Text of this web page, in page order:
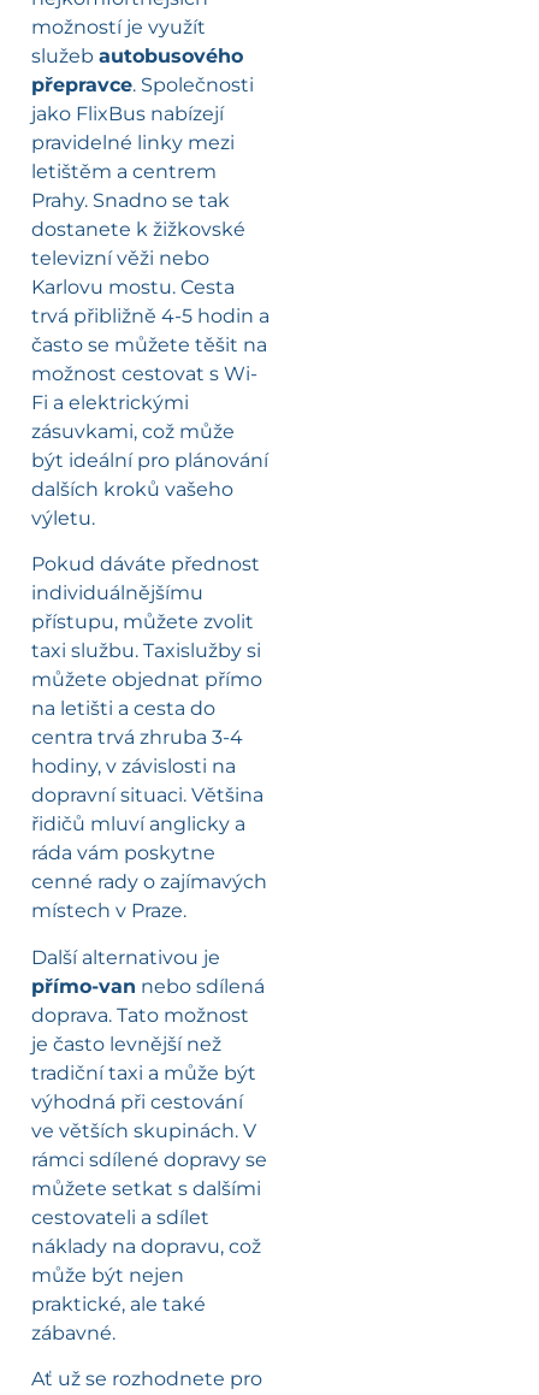
možností je využít
služeb autobusového
přepravce. Společnosti
jako FlixBus nabízejí
pravidelné linky mezi
letištěm a centrem
Prahy. Snadno se tak
dostanete k žižkovské
televizní věži nebo
Karlovu mostu. Cesta
trvá přibližně 4-5 hodin a
často se můžete těšit na
možnost cestovat s Wi-
Fi a elektrickými
zásuvkami, což může
být ideální pro plánování
dalších kroků vašeho
výletu.
Pokud dáváte přednost
individuálnějšímu
přístupu, můžete zvolit
taxi službu. Taxislužby si
můžete objednat přímo
na letišti a cesta do
centra trvá zhruba 3-4
hodiny, v závislosti na
dopravní situaci. Většina
řidičů mluví anglicky a
ráda vám poskytne
cenné rady o zajímavých
místech v Praze.
Další alternativou je
přímo-van nebo sdílená
doprava. Tato možnost
je často levnější než
tradiční taxi a může být
výhodná při cestování
ve větších skupinách. V
rámci sdílené dopravy se
můžete setkat s dalšími
cestovateli a sdílet
náklady na dopravu, což
může být nejen
praktické, ale také
zábavné.
Ať už se rozhodnete pro